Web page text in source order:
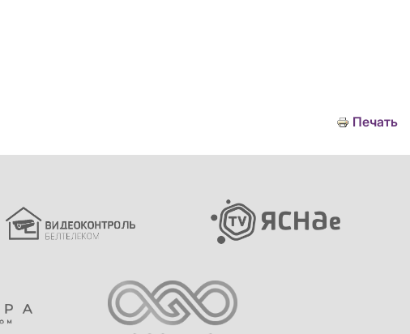
Печать